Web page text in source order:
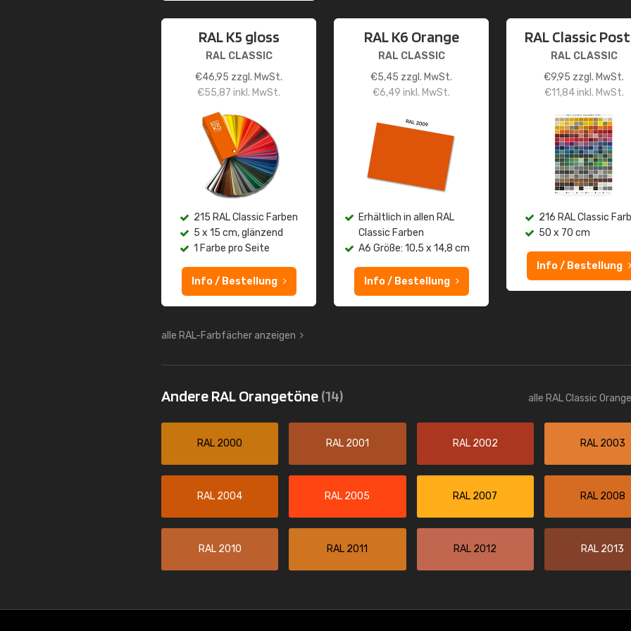
RAL K5 gloss
RAL CLASSIC
€46,95 zzgl. MwSt.
€55,87 inkl. MwSt.
215 RAL Classic Farben
5 x 15 cm, glänzend
1 Farbe pro Seite
Info / Bestellung
RAL K6 Orange
RAL CLASSIC
€5,45 zzgl. MwSt.
€6,49 inkl. MwSt.
Erhältlich in allen RAL
Classic Farben
A6 Größe: 10,5 x 14,8 cm
Info / Bestellung
RAL Classic
RAL CLASSIC
€9,95 zzgl. MwSt.
€11,84inkl. MwSt.
216 RAL Classic
50 x 70 cm
Info / Bestellung
alle RAL-Farbfächer anzeigen
Andere RAL Orangetöne(14) alle RAL Classic
RAL 2000 RAL 2001 RAL 2002 RAL 2003
RAL 2004 RAL 2005 RAL 2007 RAL 2008
RAL 2010 RAL 2011 RAL 2012 RAL 2013